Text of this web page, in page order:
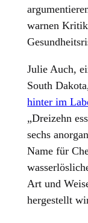
warnen
Julie Auch,
South
hinter im
„Dreizehn
sechs
Name für
Art und
hergestellt